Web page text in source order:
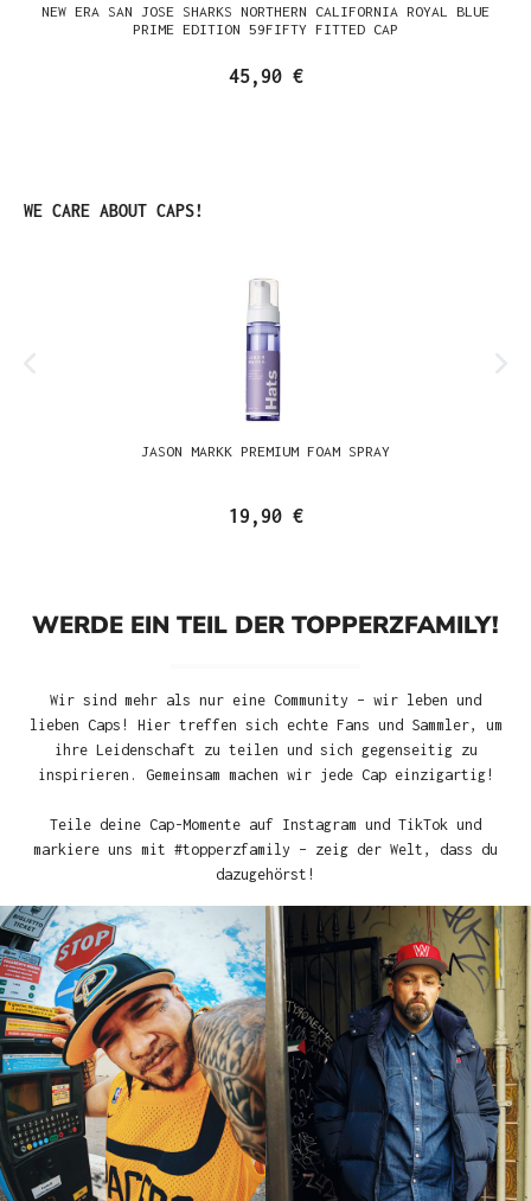
NEW ERA SAN JOSE SHARKS NORTHERN CALIFORNIA ROYAL BLUE
PRIME EDITION 59FIFTY FITTED CAP
45,90 €
Produktgalerie überspringen
WE CARE ABOUT CAPS!
JASON MARKK PREMIUM FOAM SPRAY
19,90 €
WERDE EIN TEIL DER TOPPERZFAMILY!
Wir sind mehr als nur eine Community – wir leben und
lieben Caps! Hier treffen sich echte Fans und Sammler, um
ihre Leidenschaft zu teilen und sich gegenseitig zu
inspirieren. Gemeinsam machen wir jede Cap einzigartig!
Teile deine Cap-Momente auf Instagram und TikTok und
markiere uns mit #topperzfamily – zeig der Welt, dass du
dazugehörst!